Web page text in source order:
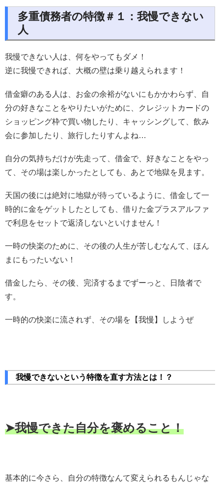
多重債務者の特徴＃１：我慢できない
人
我慢できない人は、何をやってもダメ！
逆に我慢できれば、大概の壁は乗り越えられます！
借金癖のある人は、お金の余裕がないにもかかわらず、自
分の好きなことをやりたいがために、クレジットカードの
ショッピング枠で買い物したり、キャッシングして、飲み
会に参加したり、旅行したりすんよね…
自分の気持ちだけが先走って、借金で、好きなことをやっ
て、その場は楽しかったとしても、あとで地獄を見ます。
天国の後には絶対に地獄が待っているように、借金して一
時的に金をゲットしたとしても、借りた金プラスアルファ
で利息をセットで返済しないといけません！
一時の快楽のために、その後の人生が苦しむなんて、ほん
まにもったいない！
借金したら、その後、完済するまでずーっと、日陰者で
す。
一時的の快楽に流されず、その場を【我慢】しようぜ
我慢できないという特徴を直す方法とは！？
➤我慢できた自分を褒めること！
基本的に今さら、自分の特徴なんて変えられるもんじゃな